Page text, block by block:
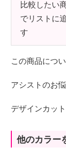
比較したい
でリストに
す
この商品につ
アシストのお
デザインカッ
他のカラー